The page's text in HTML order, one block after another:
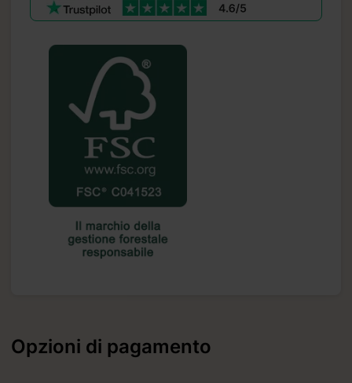
Opzioni di pagamento